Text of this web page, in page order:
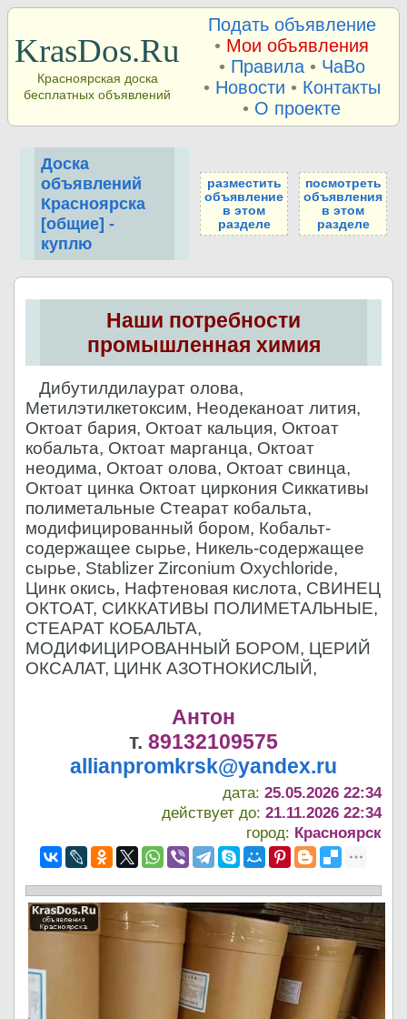
KrasDos.Ru
Красноярская доска
бесплатных объявлений
Подать объявление
• Мои объявления
• Правила• ЧаВо
• Новости • Контакты
• О проекте
Доска
объявлений
Красноярска
[общие] -
куплю
разместить
объявление
в этом
разделе
посмотреть
объявления
в этом
разделе
Наши потребности
промышленная химия
Дибутилдилаурат олова,
Метилэтилкетоксим, Неодеканоат лития,
Октоат бария, Октоат кальция, Октоат
кобальта, Октоат марганца, Октоат
неодима, Октоат олова, Октоат свинца,
Октоат цинка Октоат циркония Сиккативы
полиметальные Стеарат кобальта,
модифицированный бором, Кобальт-
содержащее сырье, Никель-содержащее
сырье, Stablizer Zirconium Oxychloride,
Цинк окись, Нафтеновая кислота, СВИНЕЦ
ОКТОАТ, СИККАТИВЫ ПОЛИМЕТАЛЬНЫЕ,
СТЕАРАТ КОБАЛЬТА,
МОДИФИЦИРОВАННЫЙ БОРОМ, ЦЕРИЙ
ОКСАЛАТ, ЦИНК АЗОТНОКИСЛЫЙ,
Антон
т. 89132109575
allianpromkrsk@yandex.ru
дата:25.05.2026 22:34
действует до:21.11.2026 22:34
город: Красноярск